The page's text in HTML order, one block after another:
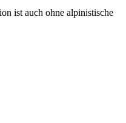
ist auch ohne alpinistische